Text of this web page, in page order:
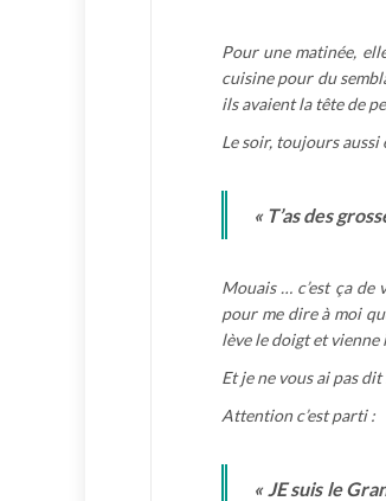
Pour une matinée,
cuisine pour du
ils avaient la tête de
Le soir, toujours aussi
« T’as des
Mouais … c’est ça
pour me dire à moi
lève le doigt et
Et je ne vous ai pas
Attention c’est parti :
« JE suis le